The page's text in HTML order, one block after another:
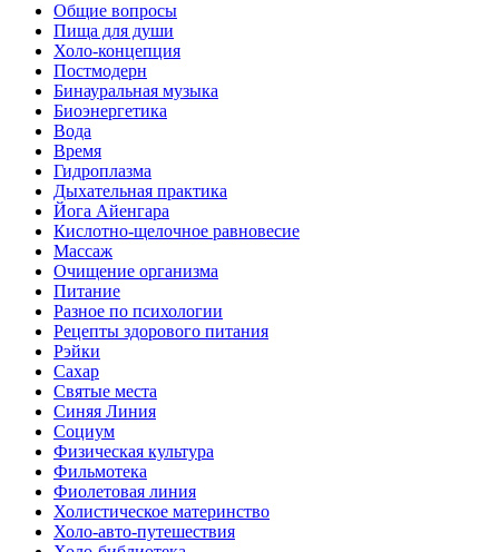
Общие вопросы
Пища для души
Холо-концепция
Постмодерн
Бинауральная музыка
Биоэнергетика
Вода
Время
Гидроплазма
Дыхательная практика
Йога Айенгара
Кислотно-щелочное равновесие
Массаж
Очищение организма
Питание
Разное по психологии
Рецепты здорового питания
Рэйки
Сахар
Святые места
Синяя Линия
Социум
Физическая культура
Фильмотека
Фиолетовая линия
Холистическое материнство
Холо-авто-путешествия